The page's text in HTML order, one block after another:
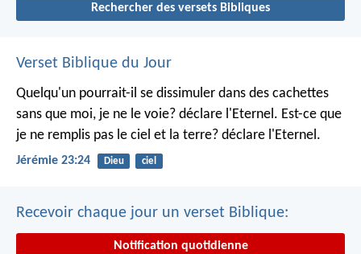
Rechercher des versets Bibliques
Verset Biblique du Jour
Quelqu'un pourrait-il se dissimuler dans des cachettes
sans que moi, je ne le voie? déclare l'Eternel. Est-ce que
je ne remplis pas le ciel et la terre? déclare l'Eternel.
Jérémie 23:24 Dieu ciel
Recevoir chaque jour un verset Biblique:
Notification quotidienne